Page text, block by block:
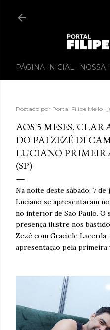
PÁGINA INICIAL NOSSA
Postado por Portal Filipe Mello
AOS 5 MESES,
DO PAI ZEZÉ DI
LUCIANO
(SP)
Na noite deste sábado, 7
Luciano se apresentaram
no interior de São Paulo. O
presença ilustre nos
Zezé com Graciele
apresentação pela primeira